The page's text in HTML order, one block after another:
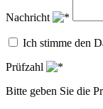
Nachricht
Ich stimme den
Prüfzahl
Bitte geben Sie die